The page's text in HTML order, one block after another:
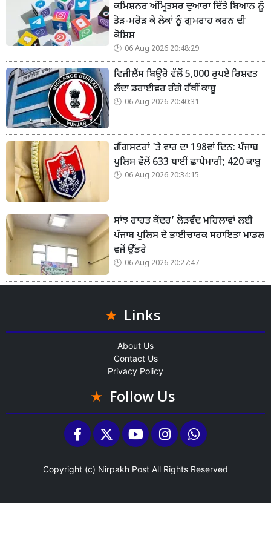
ਕਮਿਸ਼ਨਰ ਅੰਮ੍ਰਿਤਸਰ ਦੁਆਰਾ ਦਿੱਤੇ ਬਿਆਨ ਨੂੰ
ਤੋੜ-ਮਰੋੜ ਕੇ ਲੋਕਾਂ ਨੂੰ ਗੁਮਰਾਹ ਕਰਨ ਦੀ
ਕੋਸ਼ਿਸ਼
06 Aug 2026 20:48:29
ਵਿਜੀਲੈਂਸ ਬਿਊਰੋ ਵੱਲੋਂ 5,000 ਰੁਪਏ ਰਿਸ਼ਵਤ
ਲੈਂਦਾ ਡਰਾਈਵਰ ਰੰਗੇ ਹੱਥੀਂ ਕਾਬੂ
06 Aug 2026 20:40:31
ਗੈਂਗਸਟਰਾਂ 'ਤੇ ਵਾਰ ਦਾ 198ਵਾਂ ਦਿਨ: ਪੰਜਾਬ
ਪੁਲਿਸ ਵੱਲੋਂ 633 ਥਾਈਂ ਛਾਪੇਮਾਰੀ; 420 ਕਾਬੂ
06 Aug 2026 20:34:15
ਸਾਂਝ ਰਾਹਤ ਕੇਂਦਰ’ ਲੋੜਵੰਦ ਮਹਿਲਾਵਾਂ ਲਈ
ਪੰਜਾਬ ਪੁਲਿਸ ਦੇ ਭਾਈਚਾਰਕ ਸਹਾਇਤਾ ਮਾਡਲ
ਵਜੋਂ ਉੱਭਰੇ
06 Aug 2026 20:27:47
Links
About Us
Contact Us
Privacy Policy
Follow Us
Copyright (c) Nirpakh Post All Rights Reserved